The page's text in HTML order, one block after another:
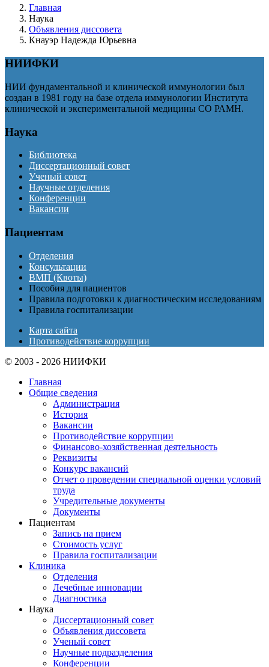
Главная
Наука
Объявления диссовета
Кнауэр Надежда Юрьевна
НИИФКИ
НИИ фундаментальной и клинической иммунологии был
создан в 1981 году на базе отдела иммунологии Института
клинической и экспериментальной медицины СО РАМН.
Наука
Библиотека
Диссертационный совет
Ученый совет
Научные отделения
Конференции
Вакансии
Пациентам
Отделения
Консультации
ВМП (Квоты)
Пособия для пациентов
Правила подготовки к диагностическим исследованиям
Правила госпитализации
Карта сайта
Противодействие коррупции
© 2003 - 2026 НИИФКИ
Главная
Общие сведения
Администрация
История
Вакансии
Противодействие коррупции
Финансово-хозяйственная деятельность
Реквизиты
Конкурс вакансий
Отчет о проведении специальной оценки условий
труда
Учредительные документы
Документы
Пациентам
Запись на прием
Стоимость услуг
Правила госпитализации
Клиника
Отделения
Лечебные инновации
Диагностика
Наука
Диссертационный совет
Объявления диссовета
Ученый совет
Научные подразделения
Конференции